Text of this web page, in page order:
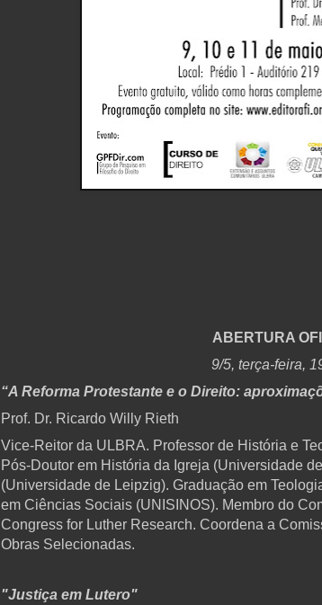
ABERTURA
9/5, terça-feira,
“A Reforma Protestante e o Direito:
Prof. Dr. Ricardo Willy Rieth
Vice-Reitor da ULBRA. Professor de História e
Pós-Doutor em História da Igreja (Universidade
(Universidade de Leipzig). Graduação em
em Ciências Sociais (UNISINOS). Membro do
Congress for Luther Research. Coordena a
Obras Selecionadas.
"Justiça em Lutero"